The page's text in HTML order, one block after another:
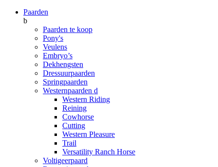
Paarden
b
Paarden te koop
Pony's
Veulens
Embryo’s
Dekhengsten
Dressuurpaarden
Springpaarden
Westernpaarden d
Western Riding
Reining
Cowhorse
Cutting
Western Pleasure
Trail
Versatility Ranch Horse
Voltigeerpaard